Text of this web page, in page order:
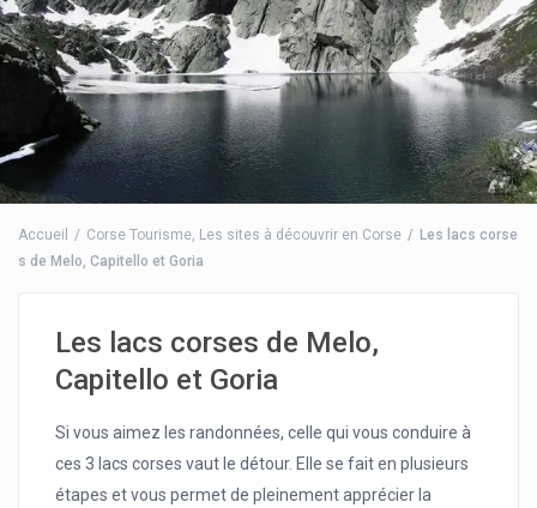
Accueil Corse Tourisme, Les sites à découvrir en Corse
Les lacs corse
s de Melo, Capitello et Goria
Les lacs corses de Melo,
Capitello et Goria
Si vous aimez les randonnées, celle qui vous conduire à
ces 3 lacs corses vaut le détour. Elle se fait en plusieurs
étapes et vous permet de pleinement apprécier la